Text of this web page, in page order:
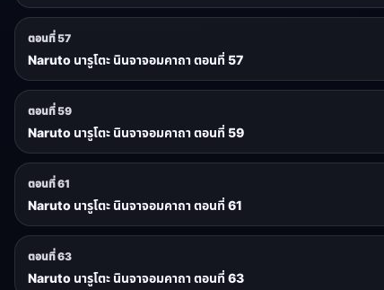
ตอนที่ 57
Naruto นารูโตะ นินจาจอมคาถา ตอนที่ 57
ตอนที่ 59
Naruto นารูโตะ นินจาจอมคาถา ตอนที่ 59
ตอนที่ 61
Naruto นารูโตะ นินจาจอมคาถา ตอนที่ 61
ตอนที่ 63
Naruto นารูโตะ นินจาจอมคาถา ตอนที่ 63